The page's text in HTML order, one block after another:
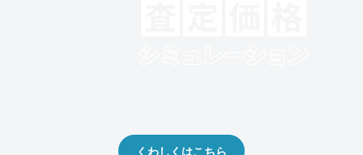
くわしくはこちら